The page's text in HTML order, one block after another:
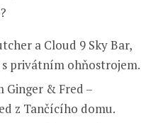
a Cloud 9 Sky Bar,
privátním ohňostrojem.
Ginger & Fred –
z Tančícího domu.